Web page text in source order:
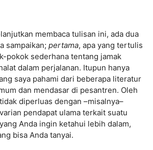
membaca tulisan ini, ada dua
sampaikan; pertama, apa yang tertulis
pokok sederhana tentang jamak
dalam perjalanan. Itupun hanya
saya pahami dari beberapa literatur
dan mendasar di pesantren. Oleh
diperluas dengan –misalnya–
pendapat ulama terkait suatu
Anda ingin ketahui lebih dalam,
bisa Anda tanyai.